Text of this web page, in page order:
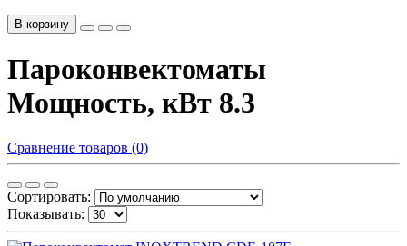
В корзину
Пароконвектоматы
Мощность, кВт 8.3
Сравнение товаров (0)
Сортировать:
Показывать: